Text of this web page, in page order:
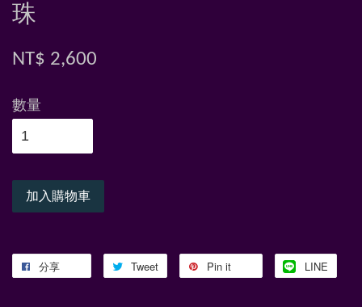
珠
NT$ 2,600
數量
加入購物車
分享 Tweet Pin it LINE